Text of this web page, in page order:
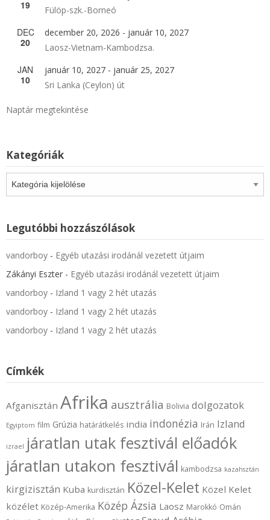
19
Fülöp-szk.-Borneó
DEC
20
december 20, 2026 - január 10, 2027
Laosz-Vietnam-Kambodzsa.
JAN
10
január 10, 2027 - január 25, 2027
Sri Lanka (Ceylon) út
Naptár megtekintése
Kategóriák
Legutóbbi hozzászólások
vandorboy - Egyéb utazási irodánál vezetett útjaim
Zákányi Eszter - Egyéb utazási irodánál vezetett útjaim
vandorboy - Izland 1 vagy 2 hét utazás
vandorboy - Izland 1 vagy 2 hét utazás
vandorboy - Izland 1 vagy 2 hét utazás
Címkék
Afganisztán Afrika ausztrália Bolivia dolgozatok
Egyiptom film Grúzia határátkelés india indonézia Irán Izland
izrael járatlan utak fesztivál előadók
járatlan utakon fesztivál kambodzsa kazahsztán
kirgizisztán Kuba kurdisztán Közel-Kelet Közel Kelet
közélet Közép-Amerika Közép Ázsia Laosz Marokkó Omán